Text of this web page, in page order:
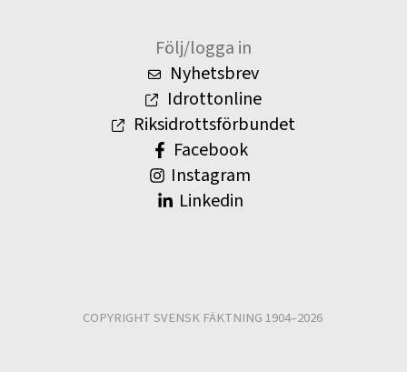
Följ/logga in
Nyhetsbrev
Idrottonline
Riksidrottsförbundet
Facebook
Instagram
Linkedin
COPYRIGHT SVENSK FÄKTNING 1904–2026